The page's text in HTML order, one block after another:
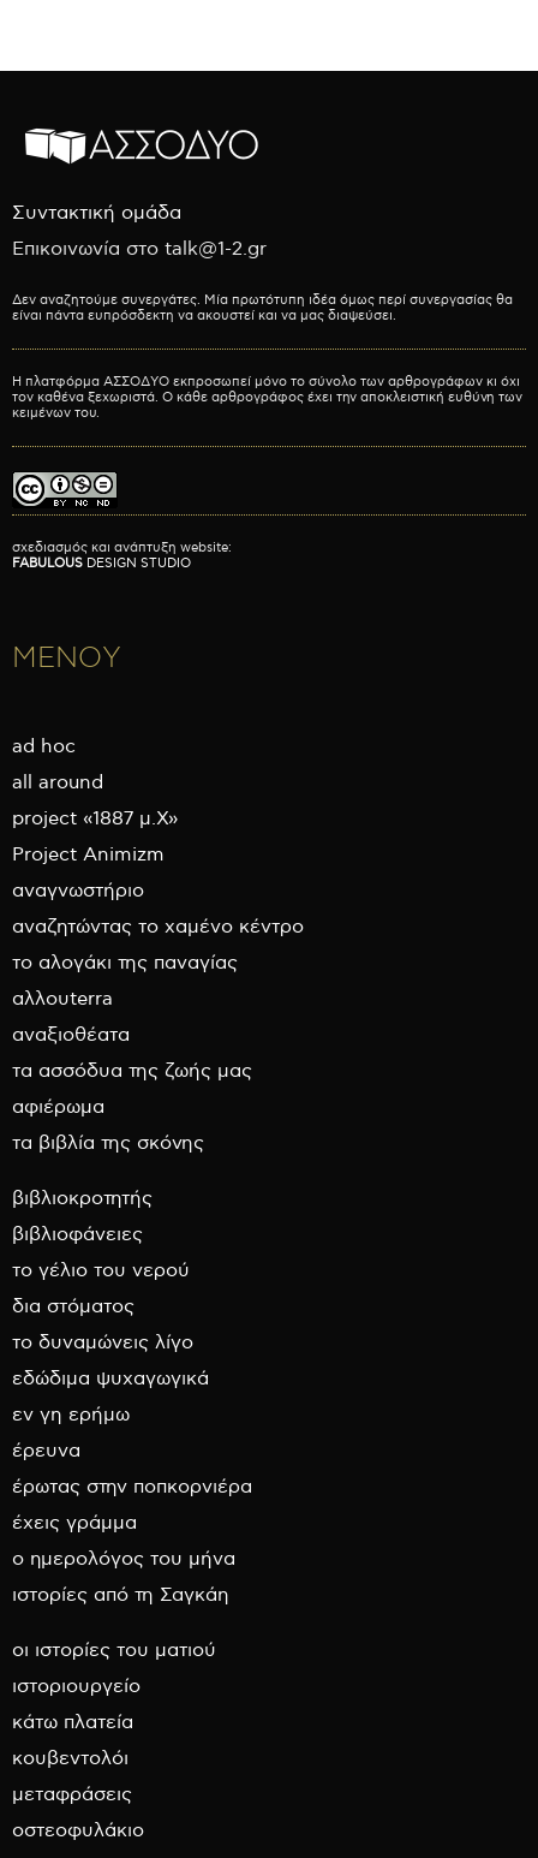
Συντακτική ομάδα
Επικοινωνία στο talk@1-2.gr
Δεν αναζητούμε συνεργάτες. Μία πρωτότυπη ιδέα όμως περί συνεργασίας θα
είναι πάντα ευπρόσδεκτη να ακουστεί και να μας διαψεύσει.
Η πλατφόρμα ΑΣΣΟΔΥΟ εκπροσωπεί μόνο το σύνολο των αρθρογράφων κι όχι
τον καθένα ξεχωριστά. Ο κάθε αρθρογράφος έχει την αποκλειστική ευθύνη των
κειμένων του.
σχεδιασμός και ανάπτυξη website:
FABULOUS DESIGN STUDIO
ΜΕΝΟΥ
ad hoc
all around
project «1887 μ.Χ»
Project Animizm
αναγνωστήριο
αναζητώντας το χαμένο κέντρο
το αλογάκι της παναγίας
αλλουterra
αναξιοθέατα
τα ασσόδυα της ζωής μας
αφιέρωμα
τα βιβλία της σκόνης
βιβλιοκροτητής
βιβλιοφάνειες
το γέλιο του νερού
δια στόματος
το δυναμώνεις λίγο
εδώδιμα ψυχαγωγικά
εν γη ερήμω
έρευνα
έρωτας στην ποπκορνιέρα
έχεις γράμμα
ο ημερολόγος του μήνα
ιστορίες από τη Σαγκάη
οι ιστορίες του ματιού
ιστοριουργείο
κάτω πλατεία
κουβεντολόι
μεταφράσεις
οστεοφυλάκιο